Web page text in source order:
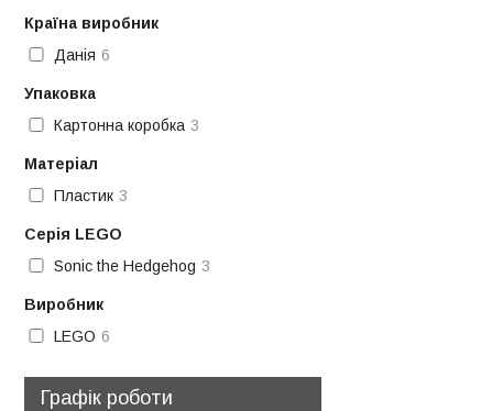
Країна виробник
Данія 6
Упаковка
Картонна коробка 3
Матеріал
Пластик 3
Серія LEGO
Sonic the Hedgehog 3
Виробник
LEGO 6
Графік роботи